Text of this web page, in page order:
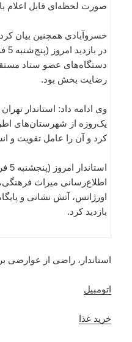
صورت لحظه‌ای قابل اعلام
خسروآبادی همچنین بیان
دستگاه‌های عضو ستاد
رضایت بخش بود.
وی ادامه داد: استاندار
یک‌روزه از شهرستان‌های
کرد و آن را عامل تقویت و
اطلاع‌رسانی میراث
اورژانس، آتش نشانی و
بازدید کرد.
استاندار، راضی از عوارضی
اتومبیل
خرید غذا